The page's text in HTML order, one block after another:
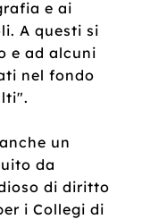
e ai
A questi si
e ad alcuni
nel fondo
un
da
di diritto
i Collegi di